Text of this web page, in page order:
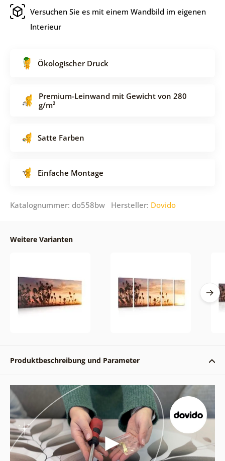
Versuchen Sie es mit einem Wandbild im eigenen
Interieur
Ökologischer Druck
Premium-Leinwand mit Gewicht von 280
g/m²
Satte Farben
Einfache Montage
Katalognummer: do558bw Hersteller: Dovido
Weitere Varianten
Produktbeschreibung und Parameter